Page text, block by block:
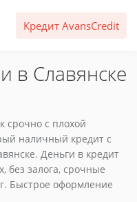
Кредит AvansCredit
в Славянске
срочно с плохой
наличный кредит с
Деньги в кредит
без залога, срочные
Быстрое оформление